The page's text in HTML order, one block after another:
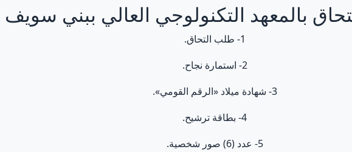
بالمعهد التكنولوجي العالي ببني سويف
1- طلب التحاق.
2- استمارة نجاح.
3- شهادة ميلاد «الرقم القومي».
4- بطاقة ترشيح.
5- عدد (6) صور شخصية.